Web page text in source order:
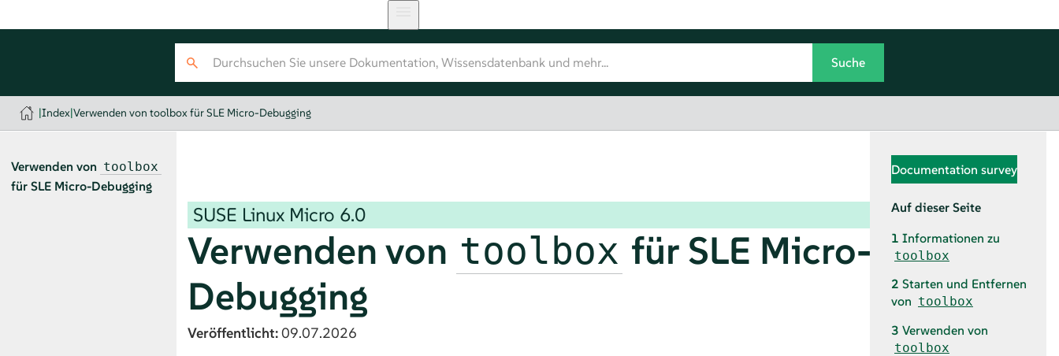
|Index|Verwenden von toolbox für SLE Micro-Debugging
Verwenden von toolbox
für SLE Micro-Debugging
SUSE Linux Micro 6.0
Verwenden von toolbox für SLE Micro-
Debugging
Veröffentlicht:09.07.2026
Documentation survey
Auf dieser Seite
1 Informationen zu
toolbox
2 Starten und Entfernen
von toolbox
3 Verwenden von
toolbox